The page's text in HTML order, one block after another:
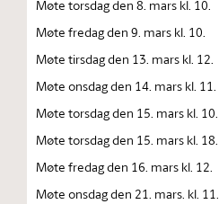
Møte torsdag den 8. mars kl. 10.
Møte fredag den 9. mars kl. 10.
Møte tirsdag den 13. mars kl. 12.
Møte onsdag den 14. mars kl. 11.
Møte torsdag den 15. mars kl. 10.
Møte torsdag den 15. mars kl. 18.
Møte fredag den 16. mars kl. 12.
Møte onsdag den 21. mars. kl. 11.